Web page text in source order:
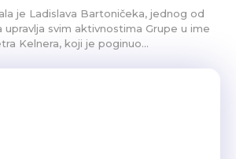
je Ladislava Bartoničeka, jednog od
upravlja svim aktivnostima Grupe u ime
Kelnera, koji je poginuo...